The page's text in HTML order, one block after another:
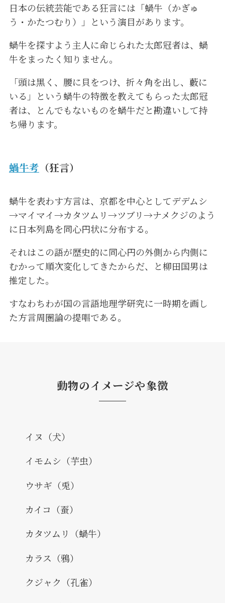
日本の伝統芸能である狂言には「蝸牛（かぎゅ
う・かたつむり）」という演目があります。
蝸牛を探すよう主人に命じられた太郎冠者は、蝸
牛をまったく知りません。
「頭は黒く、腰に貝をつけ、折々角を出し、藪に
いる」という蝸牛の特徴を教えてもらった太郎冠
者は、とんでもないものを蝸牛だと勘違いして持
ち帰ります。
蝸牛考 （狂言）
蝸牛を表わす方言は、京都を中心としてデデムシ
→マイマイ→カタツムリ→ツブリ→ナメクジのよう
に日本列島を同心円状に分布する。
それはこの語が歴史的に同心円の外側から内側に
むかって順次変化してきたからだ、と柳田国男は
推定した。
すなわちわが国の言語地理学研究に一時期を画し
た方言周圏論の提唱である。
動物のイメージや象徴
イヌ（犬）
イモムシ（芋虫）
ウサギ（兎）
カイコ（蚕）
カタツムリ（蝸牛）
カラス（鴉）
クジャク（孔雀）